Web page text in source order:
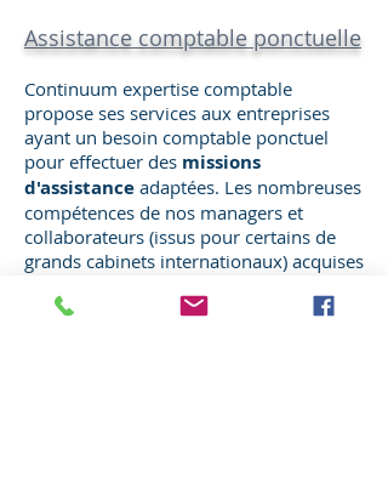
Assistance comptable ponctuelle
Continuum expertise comptable
propose ses services aux entreprises
ayant un besoin comptable ponctuel
pour effectuer des missions
d'assistance adaptées. Les nombreuses
compétences de nos managers et
collaborateurs (issus pour certains de
grands cabinets internationaux) acquises
de tous secteurs, nous permettent